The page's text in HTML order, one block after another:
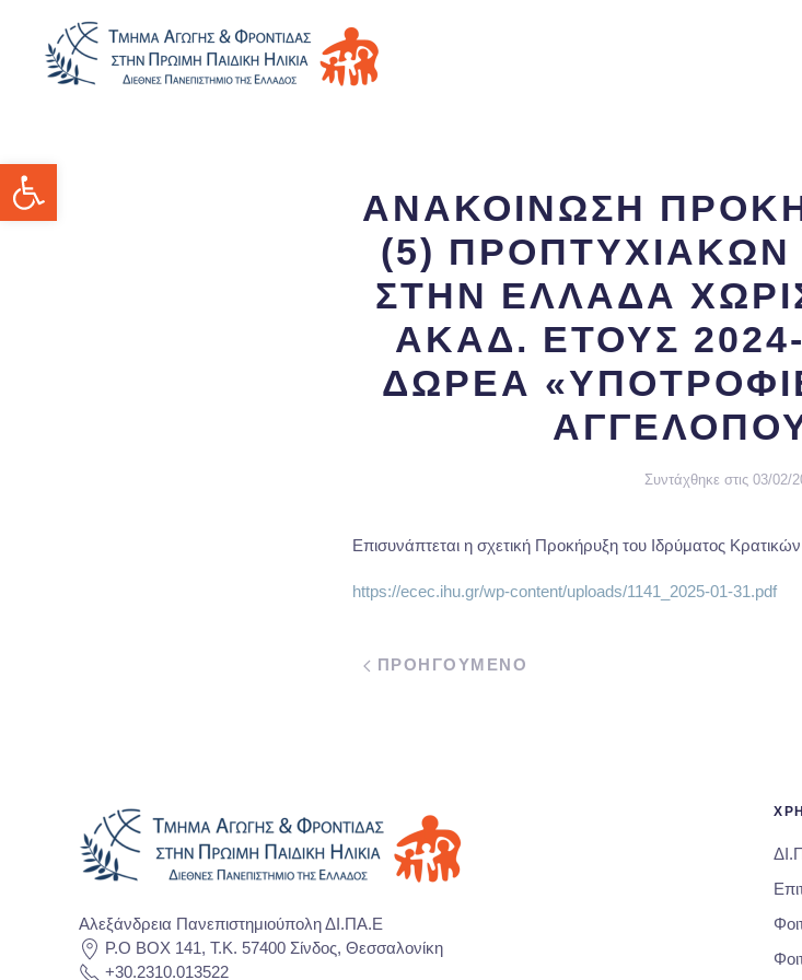
Ανοίξτε τη γραμμή εργαλείων
ΑΝΑΚΟΙΝΩΣΗ
(5)
ΣΤΗΝ ΕΛΛΑΔΑ
ΑΚΑΔ. ΕΤΟΥΣ
ΔΩΡΕΑ
Συντάχθηκε στις 03/02/
Επισυνάπτεται η σχετική Προκήρυξη του Ιδρύματος
https://ecec.ihu.gr/wp-content/uploads/1141_2025-01-31.pdf
ΠΡΟΗΓΟΥΜΕΝΟ
Αλεξάνδρεια Πανεπιστημιούπολη ΔΙ.ΠΑ.Ε
P.O BOX 141, T.K. 57400 Σίνδος, Θεσσαλονίκη
+30.2310.013522